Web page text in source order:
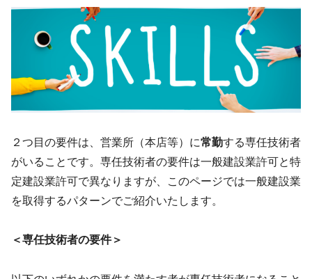
２つ目の要件は、営業所（本店等）に常勤する専任技術者
がいることです。専任技術者の要件は一般建設業許可と特
定建設業許可で異なりますが、このページでは一般建設業
を取得するパターンでご紹介いたします。
＜専任技術者の要件＞